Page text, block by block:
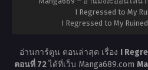
I Regressed to My
I Regressed to My
อ่านการ์ตูน ตอนล่าสุด เรื่อง I
ตอนที่ 72ได้ที่เว็บ Manga689.com